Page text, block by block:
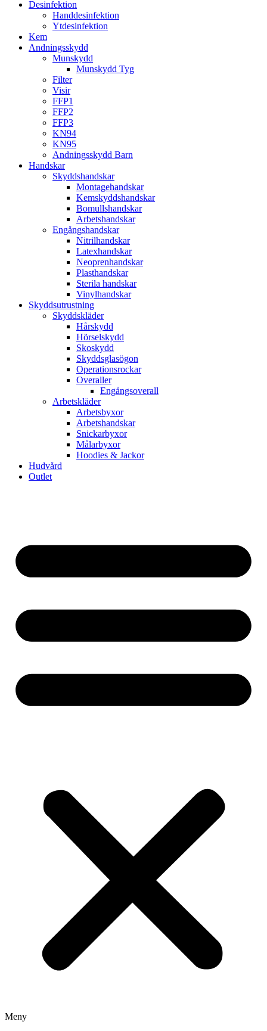
Desinfektion
Handdesinfektion
Ytdesinfektion
Kem
Andningsskydd
Munskydd
Munskydd Tyg
Filter
Visir
FFP1
FFP2
FFP3
KN94
KN95
Andningsskydd Barn
Handskar
Skyddshandskar
Montagehandskar
Kemskyddshandskar
Bomullshandskar
Arbetshandskar
Engångshandskar
Nitrilhandskar
Latexhandskar
Neoprenhandskar
Plasthandskar
Sterila handskar
Vinylhandskar
Skyddsutrustning
Skyddskläder
Hårskydd
Hörselskydd
Skoskydd
Skyddsglasögon
Operationsrockar
Overaller
Engångsoverall
Arbetskläder
Arbetsbyxor
Arbetshandskar
Snickarbyxor
Målarbyxor
Hoodies & Jackor
Hudvård
Outlet
Meny